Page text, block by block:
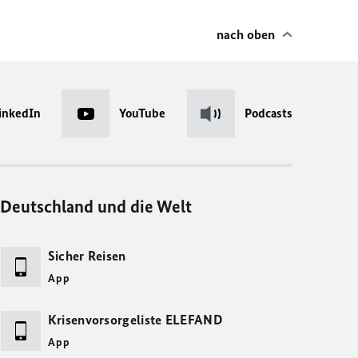
nach oben
YouTube Podcasts
Deutschland und die Welt
Sicher Reisen
App
Krisenvorsorgeliste ELEFAND
App